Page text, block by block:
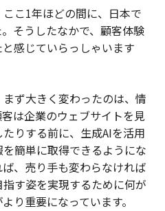
ここ1年ほどの間に、日本で
そうしたなかで、顧客体験
感じていらっしゃいます
まず大きく変わったのは、情
は企業のウェブサイトを見
りする前に、生成AIを活用
簡単に取得できるようにな
、売り手も変わらなければ
す姿を実現するために何が
り重要になっています。